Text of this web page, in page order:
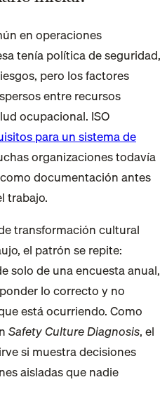
en operaciones
tenía política de seguridad,
pero los factores
entre recursos
ocupacional. ISO
para un sistema de
organizaciones todavía
documentación antes
trabajo.
transformación cultural
el patrón se repite:
solo de una encuesta anual,
lo correcto y no
está ocurriendo. Como
Safety Culture Diagnosis, el
si muestra decisiones
aisladas que nadie